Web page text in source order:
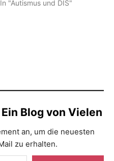
In "Autismus und DIS"
Blog von Vielen
an, um die neuesten
zu erhalten.